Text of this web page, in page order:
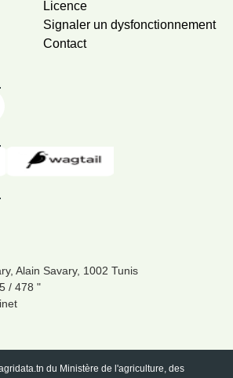
Licence
Signaler un dysfonctionnement
Contact
Alain Savary, 1002 Tunis
/ 478 "
du Ministère de l'agriculture, des